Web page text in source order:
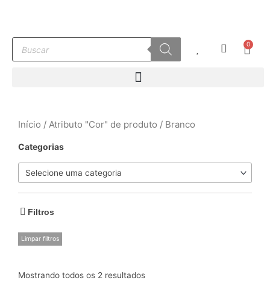
conteúdo
Pesquisar
produtos
0
Início / Atributo "Cor" de produto / Branco
Categorias
Selecione uma categoria
Filtros
Limpar filtros
Mostrando todos os 2 resultados